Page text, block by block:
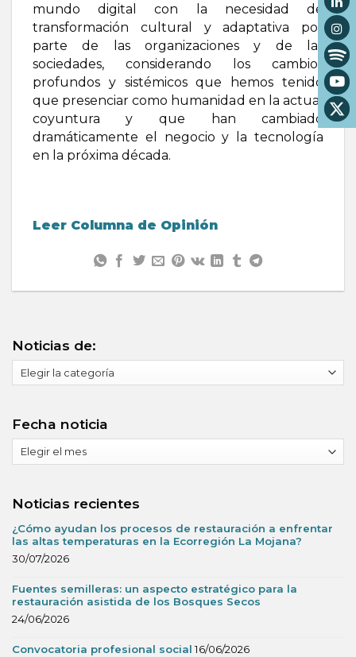
mundo digital con la necesidad de
transformación cultural y adaptativa por
parte de las organizaciones y de las
sociedades, considerando los cambios
profundos y sistémicos que hemos tenido
que presenciar como humanidad en la actual
coyuntura y que han cambiado
dramáticamente el negocio y la tecnología
en la próxima década.
Leer Columna de Opinión
Noticias de:
de:
Fecha noticia
noticia
Noticias recientes
¿Cómo ayudan los procesos de restauración a enfrentar
las altas temperaturas en la Ecorregión La Mojana?
30/07/2026
Fuentes semilleras: un aspecto estratégico para la
restauración asistida de los Bosques Secos
24/06/2026
Convocatoria profesional social 16/06/2026